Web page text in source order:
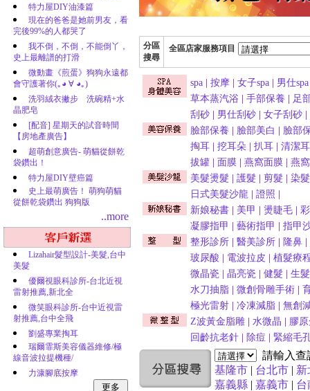
特力屋DIY油漆篇
現在的爸爸是她前男友，看
完後99%的人都哭了
我不倒，不倒，不能倒丫，
史上最離譜的打滑
微動畫《煎蛋》狗狗永遠都
會守護著你(｡◕ ∀ ◕｡)
洗羽絨衣撇步 洗碗精+水
晶肥皂
[配音] 星期天的試音時間
【房地產廣告】
超萌創意廣告- 萌貓從餅乾
袋鑽出！
特力屋DIY壁癌篇
史上最萌廣告！ 萌狗萌貓
從餅乾袋鑽出 狗狗版
..more
Lizahair髮型設計-美髮,台中
美髮
優爾視眼科診所-台北近視
雷射推薦,新北全
微笑眼科診所-台中近視雷
射推薦,台中全飛
劉盛專業掏耳
瑞爾霏斯美容儀器維修/極
線音波拉提機種/
力漮腳底按摩
分區
搜尋
全區店家服務項目
spa 按摩 女子spa 男仕spa
草本蒸汽浴
手部保養
足
刮砂
男仕刮砂 女子刮砂
臉部保養
臉部美白
臉部
掏耳
挖耳朵 扒耳
清潔
拔罐
面膜 燕窩面膜
燕
美髮燙髮
護髮 剪髮
染髮
日式美髮沙龍
證照
新娘秘書
美甲 燙睫毛
凝膠指甲
藝術指甲
指甲
整形診所
醫美診所 隆鼻
玻尿酸
電波拉皮
植髮療
微晶瓷
晶亮瓷 健髮
生髮
水刀抽脂
微創骨雕手術
極光雷射
冷凍減脂
無創
Z波黃金脂雕
水微晶
膠
回齡抗老針
除痘 緊縮毛
請輸入
基隆市 | 台北市 | 新
嘉義縣 | 嘉義市 | 台